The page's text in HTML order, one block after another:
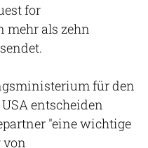
for
als zehn
für den
entscheiden
"eine wichtige
von